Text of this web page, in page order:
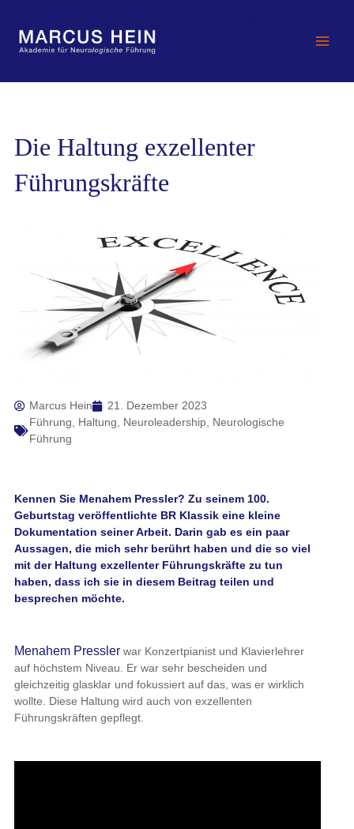
springen
Die Haltung exzellenter
Führungskräfte
Marcus Hein
21. Dezember 2023
Führung
Haltung Neuroleadership, Neurologische
Führung
Kennen Sie Menahem Pressler? Zu seinem 100.
Geburtstag veröffentlichte BR Klassik eine kleine
Dokumentation seiner Arbeit. Darin gab es ein paar
Aussagen, die mich sehr berührt haben und die so viel
mit der Haltung exzellenter Führungskräfte zu tun
haben, dass ich sie in diesem Beitrag teilen und
besprechen möchte.
Menahem Presslerwar Konzertpianist und Klavierlehrer
auf höchstem Niveau. Er war sehr bescheiden und
gleichzeitig glasklar und fokussiert auf das, was er wirklich
wollte. Diese Haltung wird auch von exzellenten
Führungskräften gepflegt.